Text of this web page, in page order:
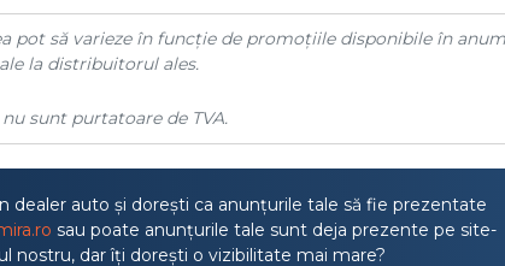
pot să varieze în funcție de promoțiile disponibile în
la distribuitorul ales.
sunt purtatoare de TVA.
dealer auto și dorești ca anunțurile tale să fie prezentate
sau poate anunțurile tale sunt deja prezente pe site-
ul nostru, dar îți dorești o vizibilitate mai mare?